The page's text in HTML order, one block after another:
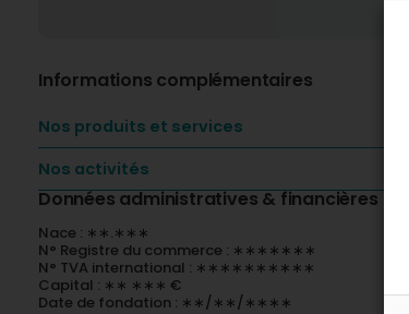
Informations complémentaires
Nos produits et services
Nos activités
Données administratives & financières
Nace : ∗∗.∗∗∗
N° Registre du commerce : ∗∗∗∗∗∗∗
N° TVA international : ∗∗∗∗∗∗∗∗∗∗
Capital : ∗∗ ∗∗∗ €
Date de fondation : ∗∗/∗∗/∗∗∗∗